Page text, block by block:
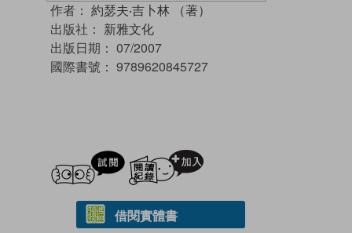
作者： 約瑟夫‧吉卜林 （著）
出版社： 新雅文化
出版日期： 07/2007
國際書號： 9789620845727
試閲
借閱實體書